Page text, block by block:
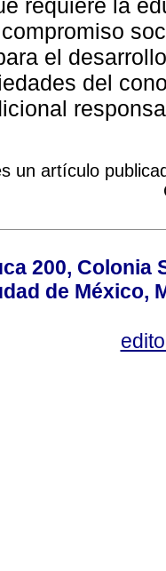
requiere la
el
del
un artículo
200, Colonia
de México,